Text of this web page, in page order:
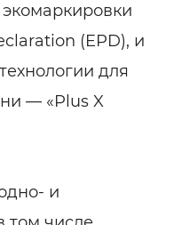
(EPD), и
для
— «Plus X
и